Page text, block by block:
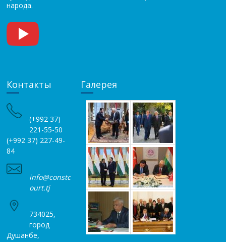
народа.
Контакты
(+992 37)
221-55-50
(+992 37) 227-49-
84
info@constc
ourt.tj
734025,
город
Душанбе,
Галерея